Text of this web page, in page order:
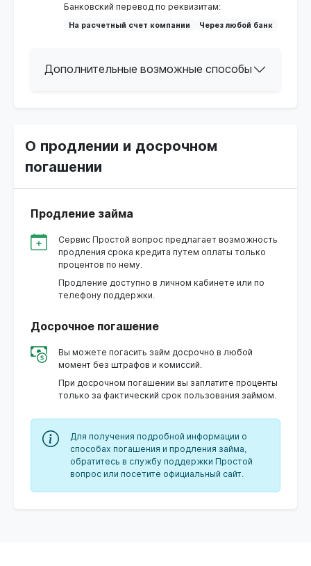
Банковский перевод по реквизитам:
На расчетный счет компании Через любой банк
Дополнительные возможные способы
О продлении и досрочном
погашении
Продление займа
Сервис Простой вопрос предлагает возможность
продления срока кредита путем оплаты только
процентов по нему.
Продление доступно в личном кабинете или по
телефону поддержки.
Досрочное погашение
Вы можете погасить займ досрочно в любой
момент без штрафов и комиссий.
При досрочном погашении вы заплатите проценты
только за фактический срок пользования займом.
Для получения подробной информации о
способах погашения и продления займа,
обратитесь в службу поддержки Простой
вопрос или посетите официальный сайт.